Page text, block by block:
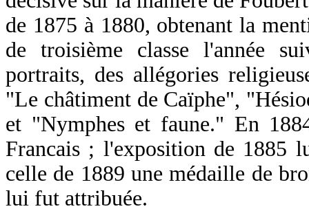
de 1875 à 1880, obtenant la
de troisième classe l'année
portraits, des allégories
"Le châtiment de Caïphe",
et "Nymphes et faune." En
Francais ; l'exposition de 1885
celle de 1889 une médaille de
lui fut attribuée.